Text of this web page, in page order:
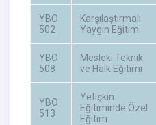
YBO
502
Karşılaştırmalı
Yaygın Eğitim
YBO
508
Mesleki Teknik
ve Halk Eğitimi
YBO
513
Yetişkin
Eğitiminde Özel
Eğitim